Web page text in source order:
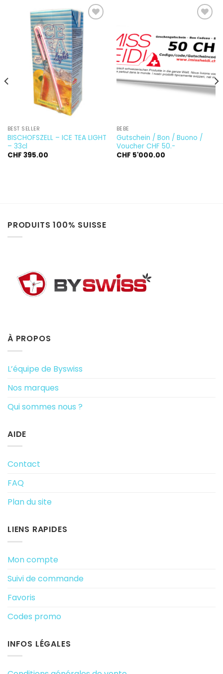
Ajouter
wishlist
BEST SELLER
BISCHOFSZELL – ICE TEA LIGHT
– 33cl
CHF 395.00
Ajouter
à la
wishlist
BÉBÉ
Gutschein / Bon / Buono /
Voucher CHF 50.-
CHF 5'000.00
PRODUITS 100% SUISSE
À PROPOS
L’équipe de Byswiss
Nos marques
Qui sommes nous ?
AIDE
Contact
FAQ
Plan du site
LIENS RAPIDES
Mon compte
Suivi de commande
Favoris
Codes promo
INFOS LÉGALES